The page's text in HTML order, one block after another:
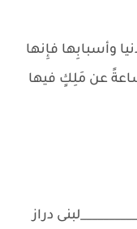
وأسبابِها فإِنها
عن مَلِكٍ فيها
دراز